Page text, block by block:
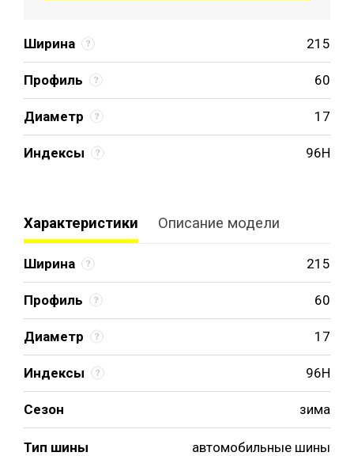
Ширина 215
Профиль 60
Диаметр 17
Индексы 96H
Характеристики Описание модели
Ширина 215
Профиль 60
Диаметр 17
Индексы 96H
Сезон зима
Тип шины автомобильные шины